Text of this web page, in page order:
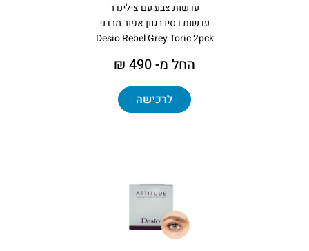
עדשות צבע עם צילינדר
עדשות דסיו בגוון אפור מרדני
Desio Rebel Grey Toric 2pck
החל מ- 490 ₪
לרכישה